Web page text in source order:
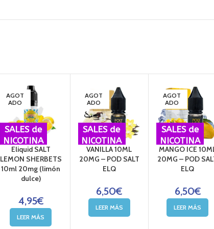
AGOT
ADO
SALES de
NICOTINA
Eliquid SALT
LEMON SHERBETS
10ml 20mg (limón
dulce)
4,95€
LEER MÁS
AGOT
ADO
SALES de
NICOTINA
VANILLA 10ML
20MG – POD SALT
ELQ
6,50€
LEER MÁS
AGOT
ADO
SALES de
NICOTINA
MANGO ICE
20MG – POD
ELQ
6,50€
LEER MÁS